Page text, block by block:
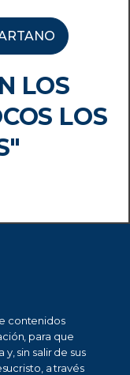
LOS
LOS
contenidos
para que
sin salir de sus
a través